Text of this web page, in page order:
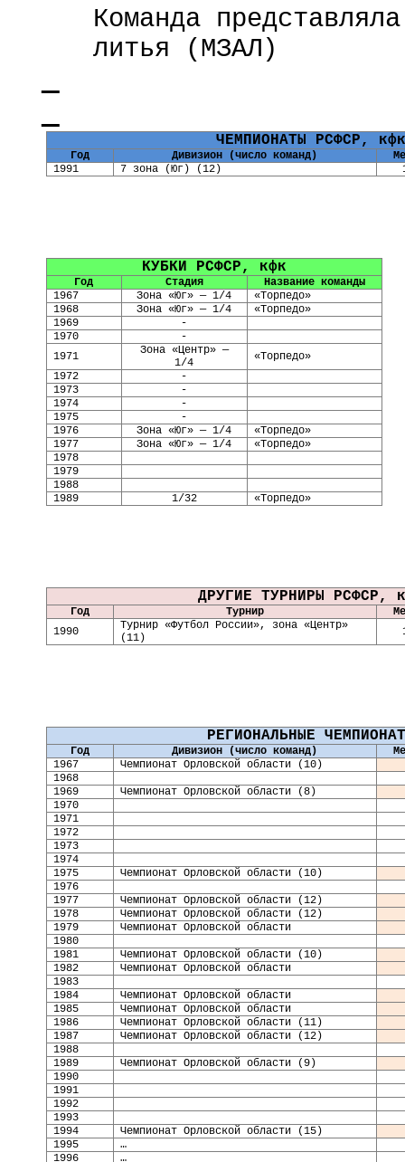
Команда
литья (МЗАЛ)
ЧЕМПИОНАТЫ РСФСР,
Год Дивизион (число команд)
1991
7 зона (Юг) (12)
КУБКИ РСФСР, кфк
Год Стадия
Название команды
1967
Зона «Юг» — 1/4
«Торпедо»
1968
Зона «Юг» — 1/4
«Торпедо»
1969
-
1970
-
1971
Зона «Центр» —
1/4
«Торпедо»
1972
-
1973
-
1974
-
1975
-
1976
Зона «Юг» — 1/4
«Торпедо»
1977
Зона «Юг» — 1/4
«Торпедо»
1978
1979
1988
1989
1/32 «Торпедо»
ДРУГИЕ ТУРНИРЫ РСФСР,
Год Турнир
1990
Турнир «Футбол России», зона «Центр»
(11)
РЕГИОНАЛЬНЫЕ
Год Дивизион (число команд)
1967
Чемпионат Орловской области (10)
1968
1969
Чемпионат Орловской области (8)
1970
1971
1972
1973
1974
1975
Чемпионат Орловской области (10)
1976
1977
Чемпионат Орловской области (12)
1978
Чемпионат Орловской области (12)
1979
Чемпионат Орловской области
1980
1981
Чемпионат Орловской области (10)
1982
Чемпионат Орловской области
1983
1984
Чемпионат Орловской области
1985
Чемпионат Орловской области
1986
Чемпионат Орловской области (11)
1987
Чемпионат Орловской области (12)
1988
1989
Чемпионат Орловской области (9)
1990
1991
1992
1993
1994
Чемпионат Орловской области (15)
1995
…
1996
…